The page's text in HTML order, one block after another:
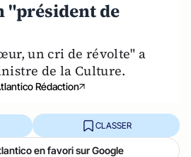
"président de
un cri de révolte" a
de la Culture.
Rédaction
CLASSER
en favori sur Google